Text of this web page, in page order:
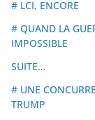
# LCI, ENCORE
# QUAND LA
IMPOSSIBLE
SUITE…
# UNE
TRUMP